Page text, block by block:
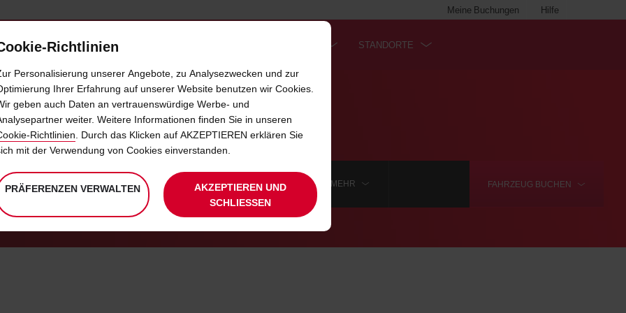
Hilfe
Meine Buchungen
SELF-SERVICES STANDORTE
MOBILE-WIFI BEDINGUNGEN
FAHRZEUG BUCHEN
DATENSCHUTZRICHTLINIEN WICHTIGE KUNDENINFORMATION MEHR
Richtlinien
Personalisierung unserer Angebote, zu Analysezwecken und zur
Ihrer Erfahrung auf unserer Website benutzen wir Cookies.
geben auch Daten an vertrauenswürdige Werbe- und
weiter. Weitere Informationen finden Sie in unseren
Richtlinien. Durch das Klicken auf AKZEPTIEREN erklären Sie
mit der Verwendung von Cookies einverstanden.
PRÄFERENZEN VERWALTEN
AKZEPTIEREN UND
SCHLIESSEN